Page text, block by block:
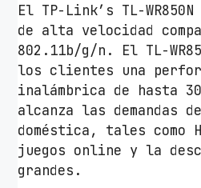
W
R
8
5
0
N
3
0
0
El TP-Link’s TL-
de alta velocidad
802.11b/g/n. El TL-
los clientes una
inalámbrica de hasta
alcanza las demandas
doméstica, tales como
juegos online y la
grandes.